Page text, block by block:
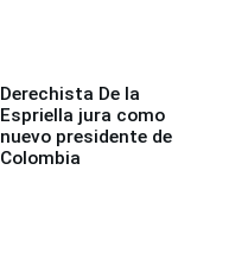
Derechista De la
Espriella jura como
nuevo presidente de
Colombia